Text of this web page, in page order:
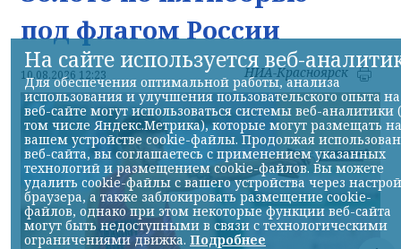
под флагом России
10.08.2026 12:23 НИА-Красноярск
На сайте используется веб-
Для обеспечения оптимальной работы, анализа
использования и улучшения пользовательского опыта на
веб-сайте могут использоваться системы веб-аналитики
том числе Яндекс.Метрика), которые могут размещать на
вашем устройстве cookie-файлы. Продолжая
веб-сайта, вы соглашаетесь с применением указанных
технологий и размещением cookie-файлов. Вы можете
удалить cookie-файлы с вашего устройства через
браузера, а также заблокировать размещение cookie-
файлов, однако при этом некоторые функции веб-сайта
могут быть недоступными в связи с технологическими
ограничениями движка. Подробнее